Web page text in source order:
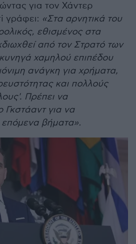
για τον Χάντερ
γράφει: «Στα αρνητικά του
εθισμένος στα
από τον Στρατό των
χαμηλού επιπέδου
ανάγκη για χρήματα,
και πολλούς
Πρέπει να
για να
βήματα».